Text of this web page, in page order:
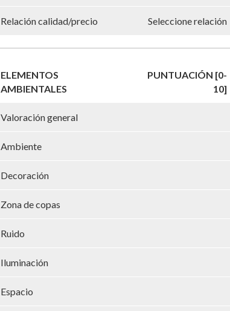
Relación calidad/precio Seleccione relación
ELEMENTOS
AMBIENTALES
PUNTUACIÓN [0-
10]
Valoración general
Ambiente
Decoración
Zona de copas
Ruido
Iluminación
Espacio